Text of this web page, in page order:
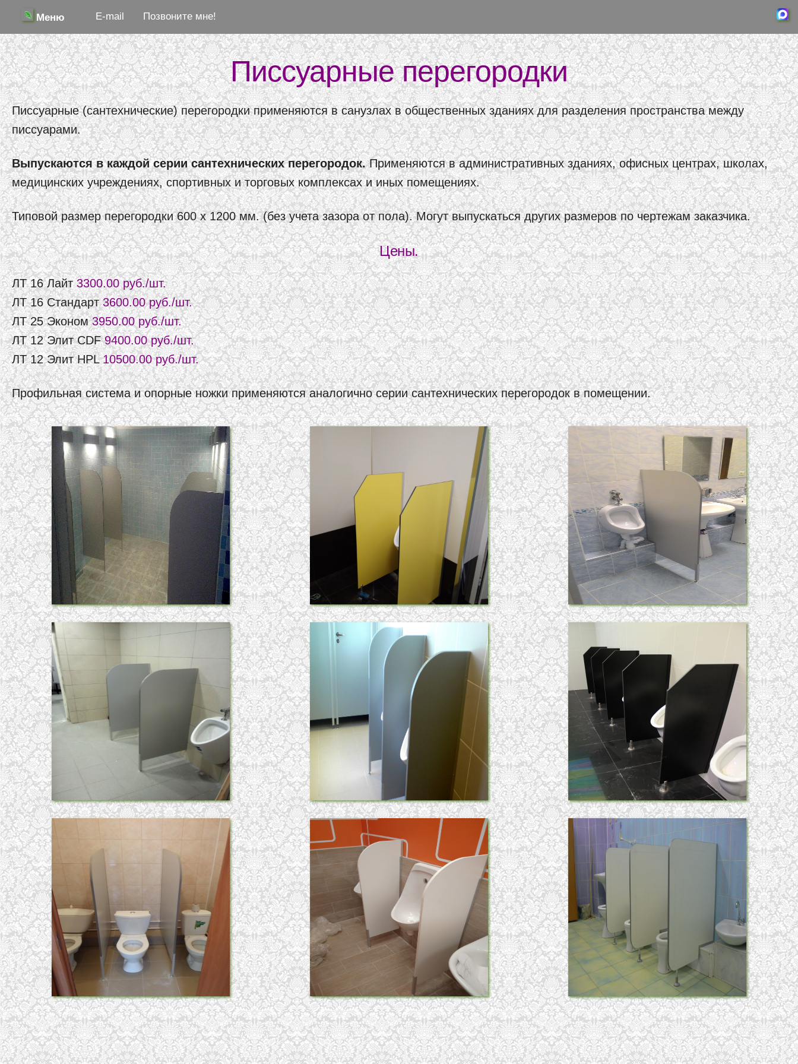
Меню E-mail Позвоните мне!
Писсуарные перегородки
Писсуарные (сантехнические) перегородки применяются в санузлах в общественных зданиях для разделения пространства между
писсуарами.
Выпускаются в каждой серии сантехнических перегородок.Применяются в административных зданиях, офисных центрах, школах,
медицинских учреждениях, спортивных и торговых комплексах и иных помещениях.
Типовой размер перегородки 600 х 1200 мм. (без учета зазора от пола). Могут выпускаться других размеров по чертежам заказчика.
Цены.
ЛТ 16 Лайт3300.00 руб./шт.
ЛТ 16 Стандарт3600.00 руб./шт.
ЛТ 25 Эконом3950.00 руб./шт.
ЛТ 12 Элит CDF9400.00 руб./шт.
ЛТ 12 Элит HPL10500.00 руб./шт.
Профильная система и опорные ножки применяются аналогично серии сантехнических перегородок в помещении.